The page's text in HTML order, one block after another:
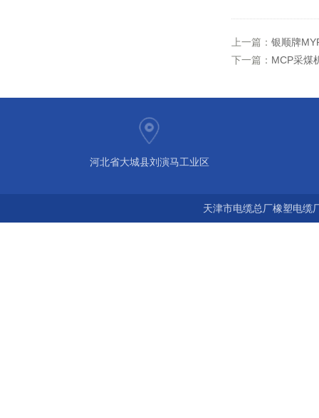
上一篇： 银顺牌
下一篇： MCP采煤
河北省大城县刘演马工业区
天津市电缆总厂橡塑电